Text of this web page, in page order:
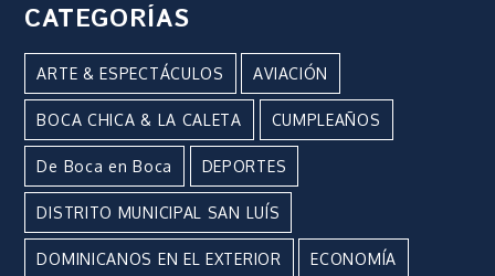
CATEGORÍAS
ARTE & ESPECTÁCULOS AVIACIÓN
BOCA CHICA & LA CALETA CUMPLEAÑOS
De Boca en Boca DEPORTES
DISTRITO MUNICIPAL SAN LUÍS
DOMINICANOS EN EL EXTERIOR ECONOMÍA